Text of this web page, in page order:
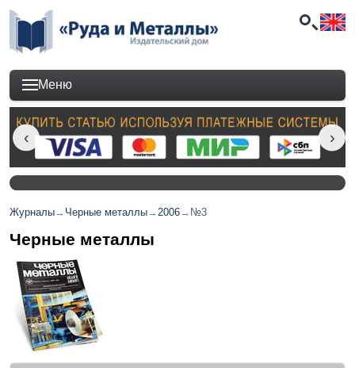
Меню
Журналы→ Черные металлы→2006→ №3
Черные металлы